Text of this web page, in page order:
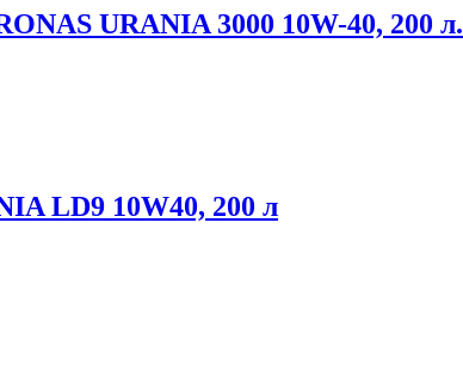
URANIA 3000 10W-40, 200 л.
LD9 10W40, 200 л